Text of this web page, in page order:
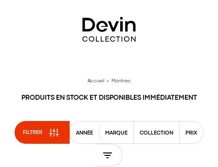
Accueil > Montres
PRODUITS EN STOCK ET DISPONIBLES IMMÉDIATEMENT
FILTRER ANNÉE MARQUE COLLECTION PRIX